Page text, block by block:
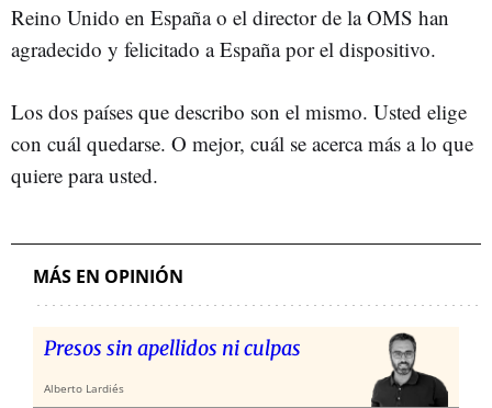
Reino Unido en España o el director de la OMS han
agradecido y felicitado a España por el dispositivo.
Los dos países que describo son el mismo. Usted elige
con cuál quedarse. O mejor, cuál se acerca más a lo que
quiere para usted.
MÁS EN OPINIÓN
Presos sin apellidos ni culpas
Alberto Lardiés